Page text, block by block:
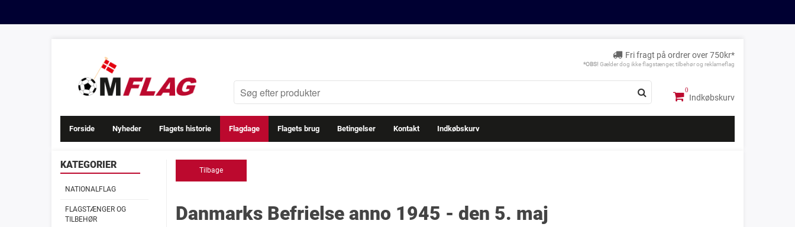
Fri fragt på ordrer over 750kr*
*OBS! Gælder dog ikke flagstænger, tilbehør og reklameflag
Indkøbskurv
Forside Nyheder Flagets historie Flagdage Flagets brug Betingelser Kontakt Indkøbskurv
KATEGORIER
NATIONALFLAG
FLAGSTÆNGER OG
TILBEHØR
Tilbage
Danmarks Befrielse anno 1945 - den 5. maj